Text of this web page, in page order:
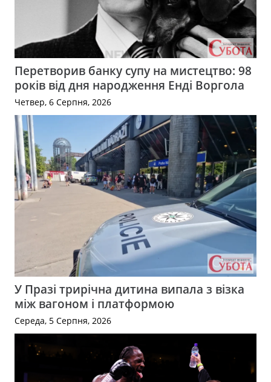
Перетворив банку супу на мистецтво: 98
років від дня народження Енді Воргола
Четвер, 6 Серпня, 2026
У Празі трирічна дитина випала з візка
між вагоном і платформою
Середа, 5 Серпня, 2026